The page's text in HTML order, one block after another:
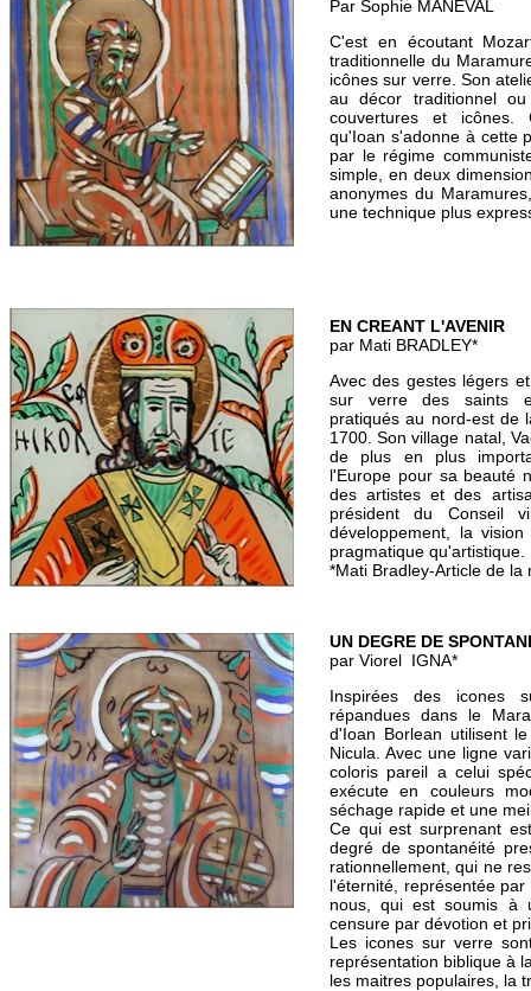
Par Sophie MANEVAL
C'est en écoutant
traditionnelle du
icônes sur verre. Son
au décor traditionnel
couvertures et icônes.
qu'Ioan s'adonne à cette
par le régime
simple, en deux
anonymes du
une technique plus
EN CREANT L'AVENIR
par Mati BRADLEY*
Avec des gestes légers
sur verre des saints
pratiqués au nord-est de
1700. Son village natal,
de plus en plus
l'Europe pour sa beauté
des artistes et des
président du Conseil
développement, la
pragmatique qu'artistique.
*Mati Bradley-Article de la
UN DEGRE DE
par Viorel IGNA*
Inspirées des icones
répandues dans le
d'Ioan Borlean utilisent
Nicula. Avec une ligne
coloris pareil a celui
exécute en couleurs
séchage rapide et une
Ce qui est surprenant
degré de spontanéité
rationnellement, qui ne
l'éternité, représentée
nous, qui est soumis à
censure par dévotion et
Les icones sur verre
représentation biblique à
les maitres populaires, la